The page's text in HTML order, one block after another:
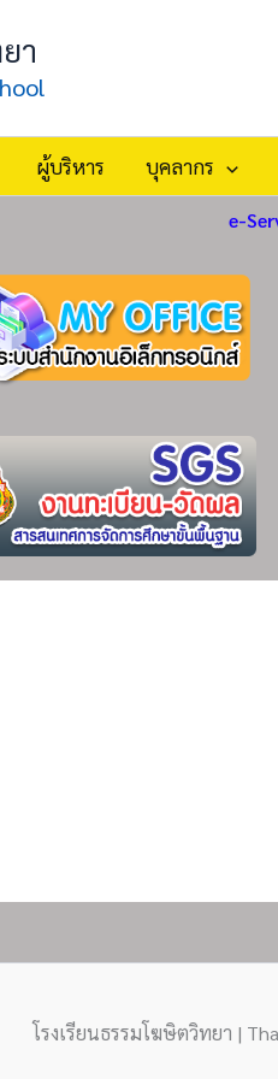
า
ผู้บริหาร บุคลากร
e-
โรงเรียนธรรมโฆษิตวิทยา |